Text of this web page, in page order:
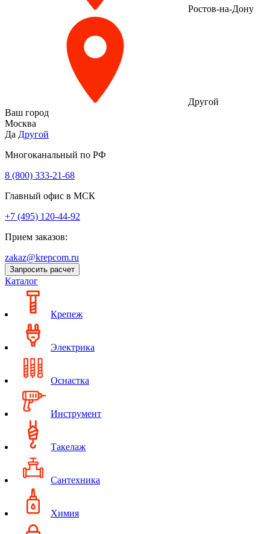
Ростов-на-Дону
Другой
Ваш город
Москва
Да Другой
Многоканальный по РФ
8 (800) 333‑21-68
Главный офис в МСК
+7 (495) 120-44-92
Прием заказов:
zakaz@krepcom.ru
Запросить расчет
Каталог
Крепеж
Электрика
Оснастка
Инструмент
Такелаж
Сантехника
Химия